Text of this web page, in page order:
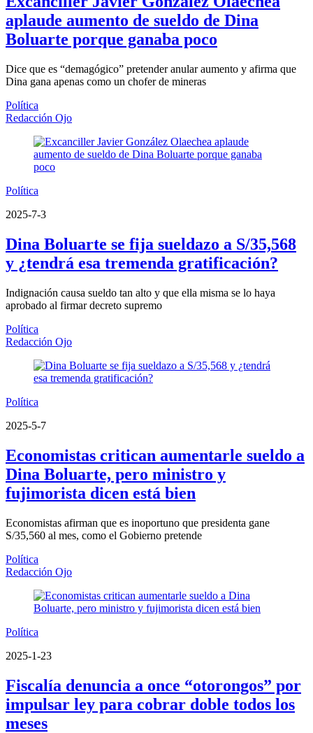
aplaude aumento de sueldo de Dina
Boluarte porque ganaba poco
Dice que es “demagógico” pretender anular aumento y afirma que
Dina gana apenas como un chofer de mineras
Política
Redacción Ojo
Política
2025-7-3
Dina Boluarte se fija sueldazo a S/35,568
y ¿tendrá esa tremenda gratificación?
Indignación causa sueldo tan alto y que ella misma se lo haya
aprobado al firmar decreto supremo
Política
Redacción Ojo
Política
2025-5-7
Economistas critican aumentarle sueldo a
Dina Boluarte, pero ministro y
fujimorista dicen está bien
Economistas afirman que es inoportuno que presidenta gane
S/35,560 al mes, como el Gobierno pretende
Política
Redacción Ojo
Política
2025-1-23
Fiscalía denuncia a once “otorongos” por
impulsar ley para cobrar doble todos los
meses